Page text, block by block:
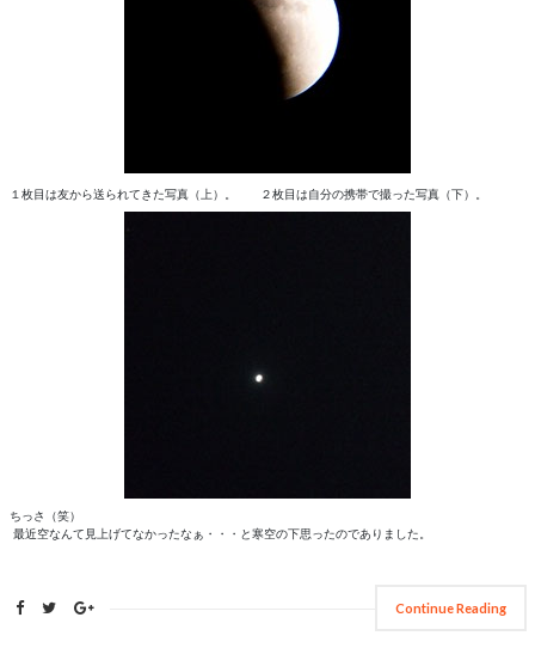
１枚目は友から送られてきた写真（上）。 ２枚目は自分の携帯で撮った写真（下）。
ちっさ（笑）
最近空なんて見上げてなかったなぁ・・・と寒空の下思ったのでありました。
Continue Reading